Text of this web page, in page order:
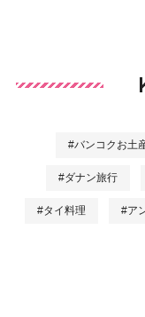
#バンコクお土
#ダナン旅行
#タイ料理 #ア